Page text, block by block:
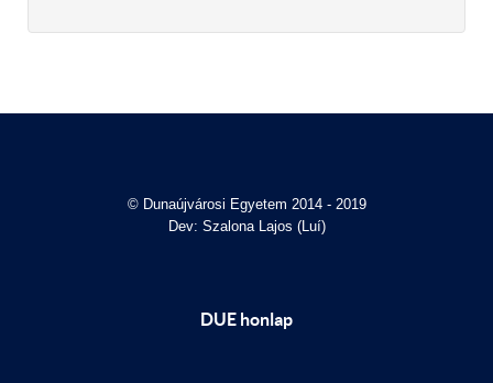
© Dunaújvárosi Egyetem 2014 - 2019
Dev: Szalona Lajos (Luí)
DUE honlap